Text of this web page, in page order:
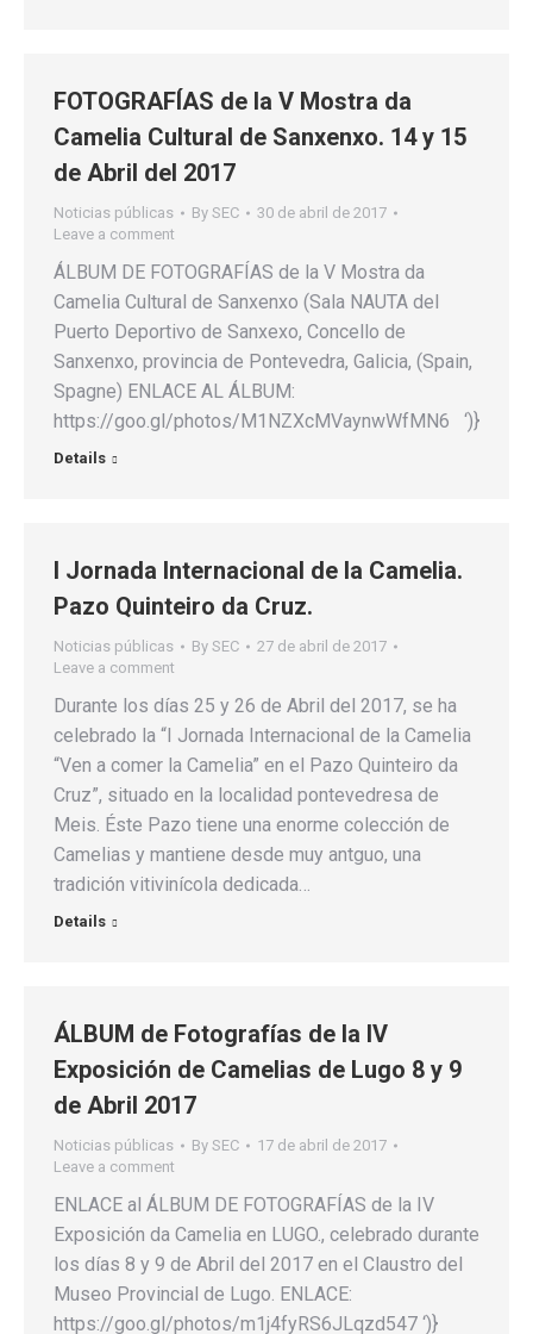
FOTOGRAFÍAS de la V Mostra da
Camelia Cultural de Sanxenxo. 14 y 15
de Abril del 2017
Noticias públicas By SEC
30 de abril de 2017
Leave a comment
ÁLBUM DE FOTOGRAFÍAS de la V Mostra da
Camelia Cultural de Sanxenxo (Sala NAUTA del
Puerto Deportivo de Sanxexo, Concello de
Sanxenxo, provincia de Pontevedra, Galicia, (Spain,
Spagne) ENLACE AL ÁLBUM:
https://goo.gl/photos/M1NZXcMVaynwWfMN6 ‘)}
Details
I Jornada Internacional de la Camelia.
Pazo Quinteiro da Cruz.
Noticias públicas By SEC
27 de abril de 2017
Leave a comment
Durante los días 25 y 26 de Abril del 2017, se ha
celebrado la “I Jornada Internacional de la Camelia
“Ven a comer la Camelia” en el Pazo Quinteiro da
Cruz”, situado en la localidad pontevedresa de
Meis. Éste Pazo tiene una enorme colección de
Camelias y mantiene desde muy antguo, una
tradición vitivinícola dedicada…
Details
ÁLBUM de Fotografías de la IV
Exposición de Camelias de Lugo 8 y 9
de Abril 2017
Noticias públicas By SEC
17 de abril de 2017
Leave a comment
ENLACE al ÁLBUM DE FOTOGRAFÍAS de la IV
Exposición da Camelia en LUGO., celebrado durante
los días 8 y 9 de Abril del 2017 en el Claustro del
Museo Provincial de Lugo. ENLACE:
https://goo.gl/photos/m1j4fyRS6JLqzd547 ‘)}